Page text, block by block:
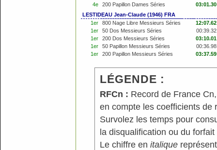
4e
200 Papillon Dames Séries
03:01.30
LESTIDEAU Jean-Claude (1946) FRA
1er
800 Nage Libre Messieurs Séries
12:07.62
1er
50 Dos Messieurs Séries
00:39.32
1er
200 Dos Messieurs Séries
03:10.01
1er
50 Papillon Messieurs Séries
00:36.98
1er
200 Papillon Messieurs Séries 03:37.59
LÉGENDE :
RFCn : Record de France
en compte les coefficients de
Survolez les temps pour
la disqualification ou du forfait
Le chiffre en italique